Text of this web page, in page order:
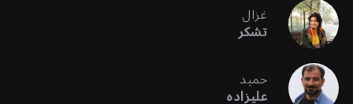
غزال
تشکر
حمید
علیزاده